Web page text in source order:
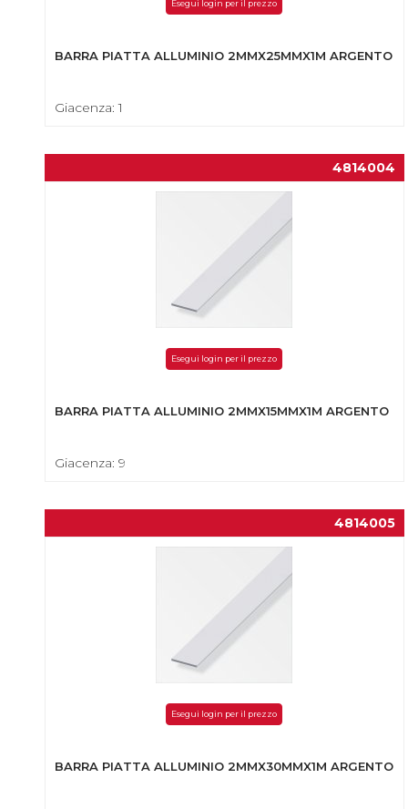
Esegui login per il prezzo
BARRA PIATTA ALLUMINIO 2MMX25MMX1M ARGENTO
Giacenza: 1
4814004
Esegui login per il prezzo
BARRA PIATTA ALLUMINIO 2MMX15MMX1M ARGENTO
Giacenza: 9
4814005
Esegui login per il prezzo
BARRA PIATTA ALLUMINIO 2MMX30MMX1M ARGENTO